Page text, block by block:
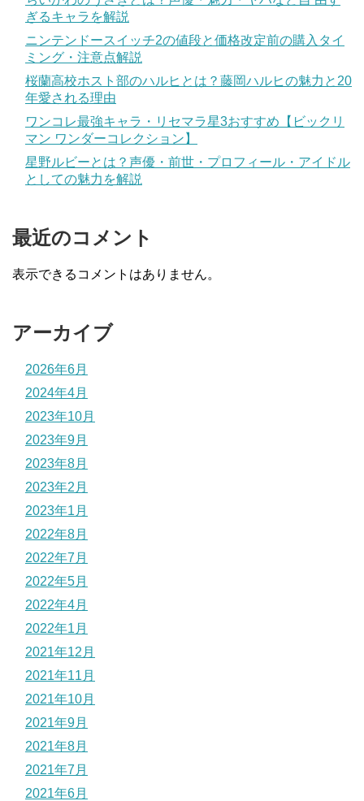
ぎるキャラを解説
ニンテンドースイッチ2の値段と価格改定前の購入タイ
ミング・注意点解説
桜蘭高校ホスト部のハルヒとは？藤岡ハルヒの魅力と20
年愛される理由
ワンコレ最強キャラ・リセマラ星3おすすめ【ビックリ
マン ワンダーコレクション】
星野ルビーとは？声優・前世・プロフィール・アイドル
としての魅力を解説
最近のコメント
表示できるコメントはありません。
アーカイブ
2026年6月
2024年4月
2023年10月
2023年9月
2023年8月
2023年2月
2023年1月
2022年8月
2022年7月
2022年5月
2022年4月
2022年1月
2021年12月
2021年11月
2021年10月
2021年9月
2021年8月
2021年7月
2021年6月